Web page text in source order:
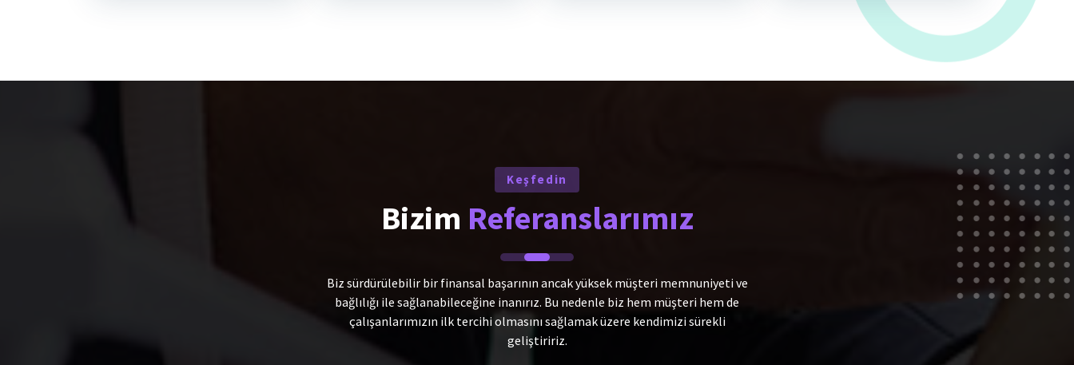
Keşfedin
Bizim Referanslarımız
Biz sürdürülebilir bir finansal başarının ancak yüksek müşteri memnuniyeti ve
bağlılığı ile sağlanabileceğine inanırız. Bu nedenle biz hem müşteri hem de
çalışanlarımızın ilk tercihi olmasını sağlamak üzere kendimizi sürekli
geliştiririz.